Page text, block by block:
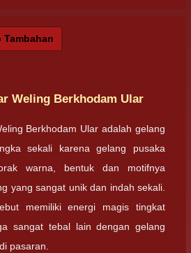
Tambahan
Weling Berkhodam Ular
Berkhodam Ular adalah gelang
sekali karena gelang pusaka
warna, bentuk dan motifnya
yang sangat unik dan indah sekali.
memiliki energi magis tingkat
sangat tebal lain dengan gelang
pasaran.